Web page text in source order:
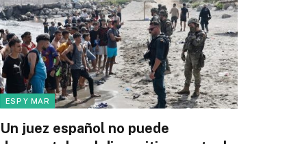
ESP Y MAR
Un juez español no puede